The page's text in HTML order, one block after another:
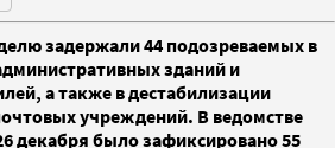
задержали 44 подозреваемых в
зданий и
а также в дестабилизации
учреждений. В ведомстве
декабря было зафиксировано 55